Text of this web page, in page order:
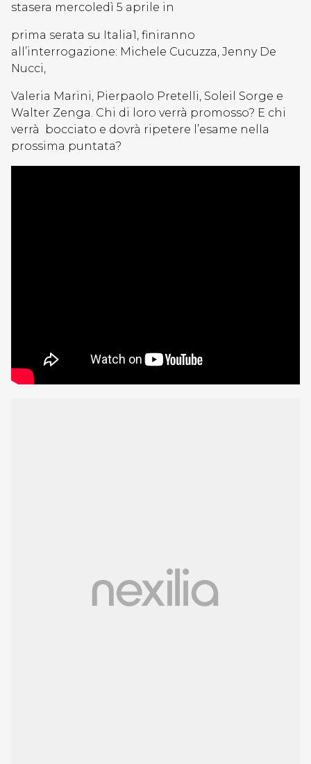
stasera mercoledì 5 aprile in
prima serata su Italia1, finiranno
all’interrogazione: Michele Cucuzza, Jenny De
Nucci,
Valeria Marini, Pierpaolo Pretelli, Soleil Sorge e
Walter Zenga. Chi di loro verrà promosso? E chi
verrà bocciato e dovrà ripetere l’esame nella
prossima puntata?